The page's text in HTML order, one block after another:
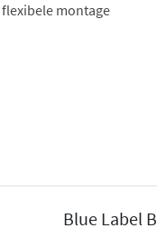
montage
water
op een fonteintje
Blue Label